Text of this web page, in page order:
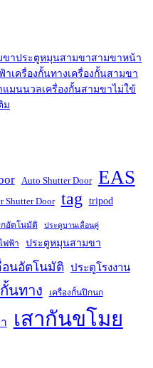
ขาประตูหมุนสามขาสามขาหน้า
าเครื่องกั้นทางเครื่องกั้นสามขา
แมนนวลเครื่องกั้นสามขาไม่ใข้
ม
Auto Shutter Door EAS
Shutter Door tag tripod
อัตโนมัติ ประตูบานเลื่อนคู่
ฟฟ้า ประตูหมุนสามขา
อนอัตโนมัติ ประตูโรงงาน
นทาง เครื่องกั้นปีกนก
เสากันขโมย